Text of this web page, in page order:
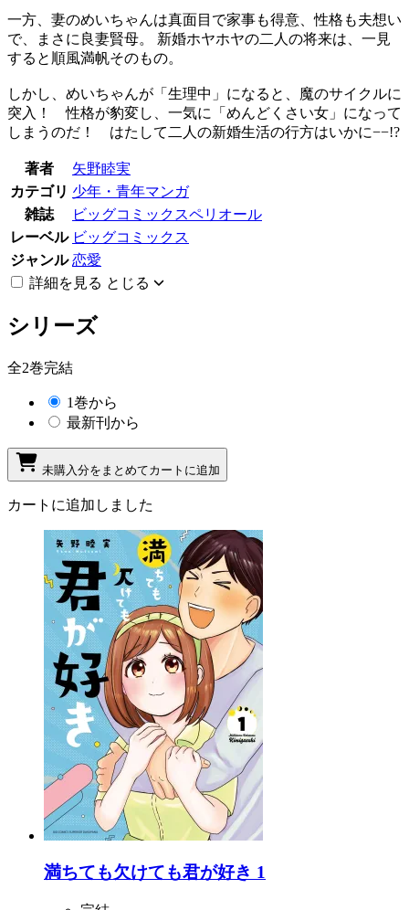
一方、妻のめいちゃんは真面目で家事も得意、性格も夫想い
で、まさに良妻賢母。 新婚ホヤホヤの二人の将来は、一見
すると順風満帆そのもの。
しかし、めいちゃんが「生理中」になると、魔のサイクルに
突入！ 性格が豹変し、一気に「めんどくさい女」になって
しまうのだ！ はたして二人の新婚生活の行方はいかに−−!?
著者
矢野睦実
カテゴリ 少年・青年マンガ
雑誌
ビッグコミックスペリオール
レーベル ビッグコミックス
ジャンル 恋愛
詳細を見る とじる
シリーズ
全2巻完結
1巻から
最新刊から
未購入分をまとめてカートに追加
カートに追加しました
満ちても欠けても君が好き 1